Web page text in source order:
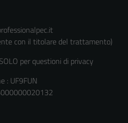
con il titolare del trattamento)
per questioni di privacy
: UF9FUN